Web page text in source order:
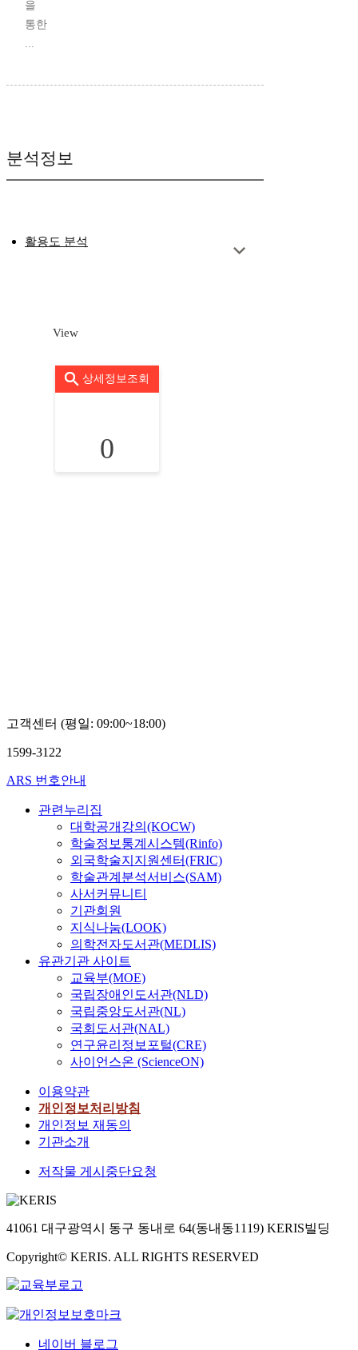
을
통한
...
분석정보
활용도 분석
View
상세정보조회
0
고객센터 (평일: 09:00~18:00)
1599-3122
ARS 번호안내
관련누리집
대학공개강의(KOCW)
학술정보통계시스템(Rinfo)
외국학술지지원센터(FRIC)
학술관계분석서비스(SAM)
사서커뮤니티
기관회원
지식나눔(LOOK)
의학전자도서관(MEDLIS)
유관기관 사이트
교육부(MOE)
국립장애인도서관(NLD)
국립중앙도서관(NL)
국회도서관(NAL)
연구윤리정보포털(CRE)
사이언스온 (ScienceON)
이용약관
개인정보처리방침
개인정보 재동의
기관소개
저작물 게시중단요청
41061 대구광역시 동구 동내로 64(동내동1119) KERIS빌딩
Copyright© KERIS. ALL RIGHTS RESERVED
네이버 블로그